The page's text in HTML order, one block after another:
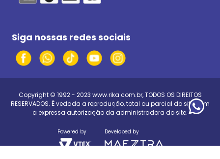
Siga nossas redes sociais
Copyright © 1992 - 2023 www.rika.com.br, TODOS OS DIREITOS
RESERVADOS. É vedada a reprodução, total ou parcial do site, sem
a expressa autorização da administradora do site.
Powered by Developed by